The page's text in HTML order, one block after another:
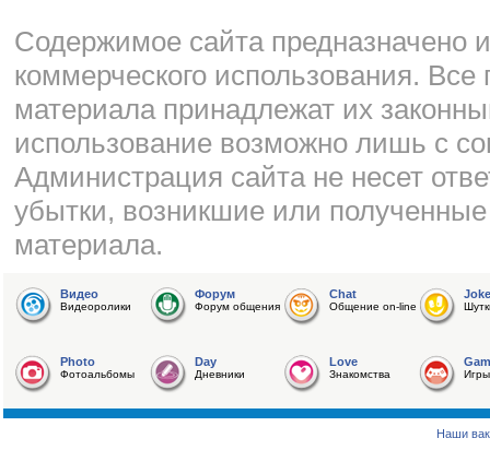
Cодержимое сайта предназначено
коммерческого использования.
материала принадлежат их
использование возможно лишь с
Администрация сайта не несет
убытки, возникшие или
материала.
Видео
Видеоролики
Форум
Форум общения
Chat
Общение on-line
Joke
Photo
Фотоальбомы
Day
Дневники
Love
Знакомства Игры
Наши